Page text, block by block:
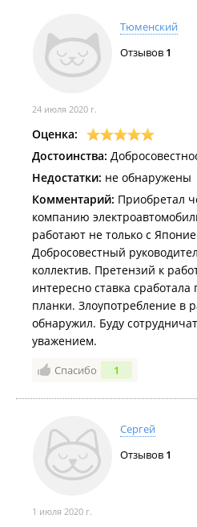
Тюменский
Отзывов 1
24 июля 2020 г.
Оценка:
Достоинства:
Недостатки: не обнаружены
Комментарий: Приобретал
компанию
работают не только с
Добросовестный
коллектив. Претензий к
интересно ставка
планки. Злоупотребление в
обнаружил. Буду
уважением.
Спасибо 1
Сергей
Отзывов 1
1 июля 2020 г.